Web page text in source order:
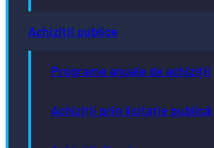
Achiziții publice
Programe anuale de achiziții
Achiziții prin licitație publică